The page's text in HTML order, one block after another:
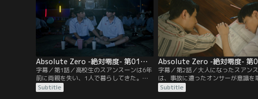
Absolute Zero -絶対零度- 第01話／字幕
字幕／第1話／高校生のスアンスーンは6年
前に両親を失い、1人で暮らしてきた。あ
る日、スアンスーンは隣の部屋に引っ越し
てきた男と話すが、自分の誕生日を男が知
Subtitle
字幕／第2話／大人になったスアン
は、事故に遭ったオンサーが意識を
すのを病室で待っていた。いったん
ることにしたスアンスーンは、タク
Subtitle